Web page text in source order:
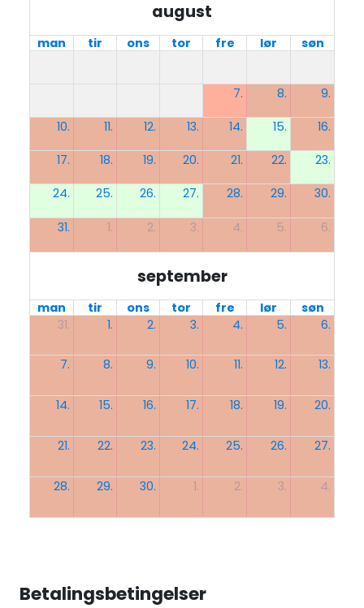
august
man tir ons tor fre lør søn
7. 8. 9.
10. 11. 12. 13. 14. 15. 16.
17. 18. 19. 20. 21. 22. 23.
24. 25. 26. 27. 28. 29. 30.
31. 1. 2. 3. 4. 5. 6.
september
man tir ons tor fre lør
søn
31.
1. 2. 3. 4. 5. 6.
7. 8. 9. 10. 11. 12. 13.
14. 15. 16. 17. 18. 19. 20.
21. 22. 23. 24. 25. 26. 27.
28. 29. 30. 1. 2. 3. 4.
Betalingsbetingelser